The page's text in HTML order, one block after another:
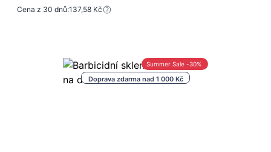
Cena z 30 dnů:137,58 Kč
Doprava zdarma nad 1 000 Kč
Summer Sale -30%